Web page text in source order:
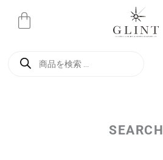
SEARCH